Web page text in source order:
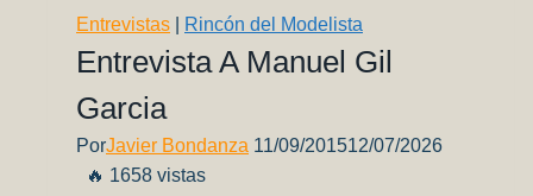
Entrevistas Rincón del Modelista
Entrevista A Manuel Gil
Garcia
PorJavier Bondanza 11/09/201512/07/2026
🔥 1658 vistas